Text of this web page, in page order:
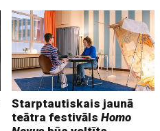
Starptautiskais jaunā
teātra festivālsHomo